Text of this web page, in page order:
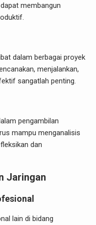
membangun
dalam berbagai proyek
menjalankan,
sangatlah penting.
pengambilan
mampu menganalisis
dan
Jaringan
lain di bidang